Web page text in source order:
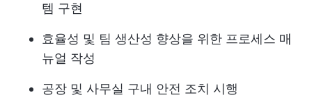
템 구현
효율성 및 팀 생산성 향상을 위한 프로세스 매
뉴얼 작성
공장 및 사무실 구내 안전 조치 시행